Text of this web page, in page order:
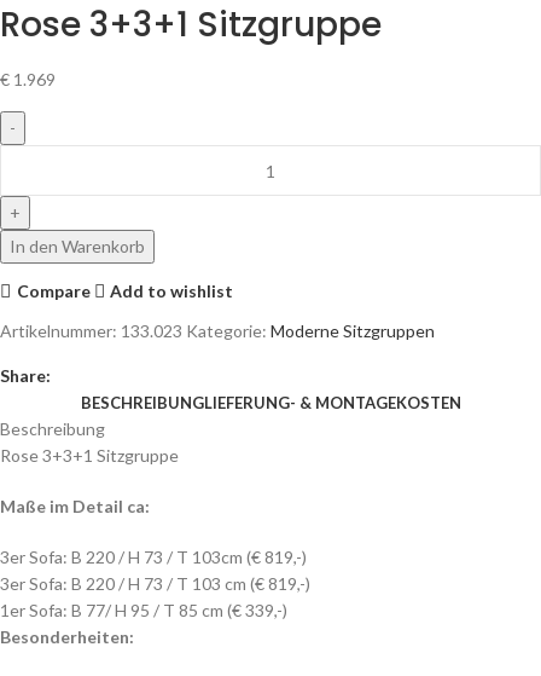
Rose 3+3+1 Sitzgruppe
€ 1.969
In den Warenkorb
Compare
Add to wishlist
Artikelnummer: 133.023 Kategorie: Moderne Sitzgruppen
Share:
BESCHREIBUNGLIEFERUNG- & MONTAGEKOSTEN
Beschreibung
Rose 3+3+1 Sitzgruppe
Maße im Detail ca:
3er Sofa: B 220 / H 73 / T 103cm (€ 819,-)
3er Sofa: B 220 / H 73 / T 103 cm (€ 819,-)
1er Sofa: B 77/ H 95 / T 85 cm (€ 339,-)
Besonderheiten: